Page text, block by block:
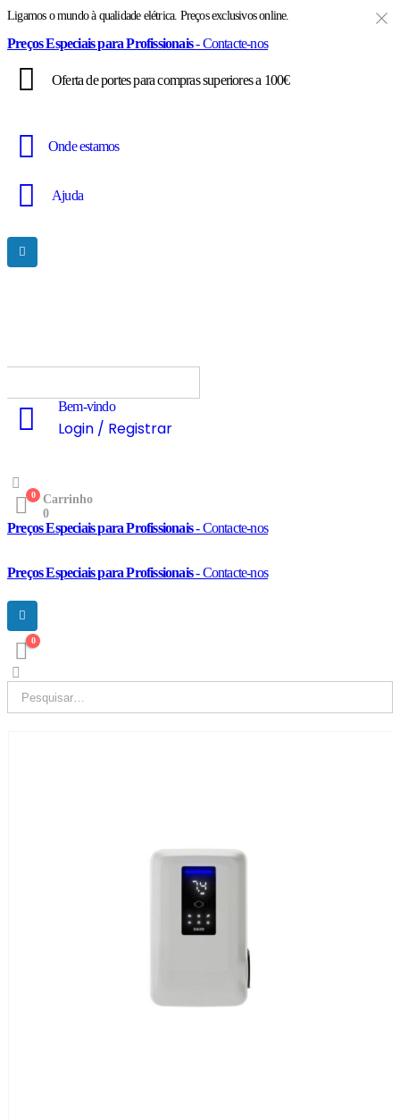
Ligamos o mundo à qualidade elétrica. Preços exclusivos online.
Preços Especiais para Profissionais- Contacte-nos
Oferta de portes para compras superiores a 100€
Onde estamos
Ajuda
Bem-vindo
Login / Registrar
0
Carrinho
0
Preços Especiais para Profissionais- Contacte-nos
Preços Especiais para Profissionais- Contacte-nos
0